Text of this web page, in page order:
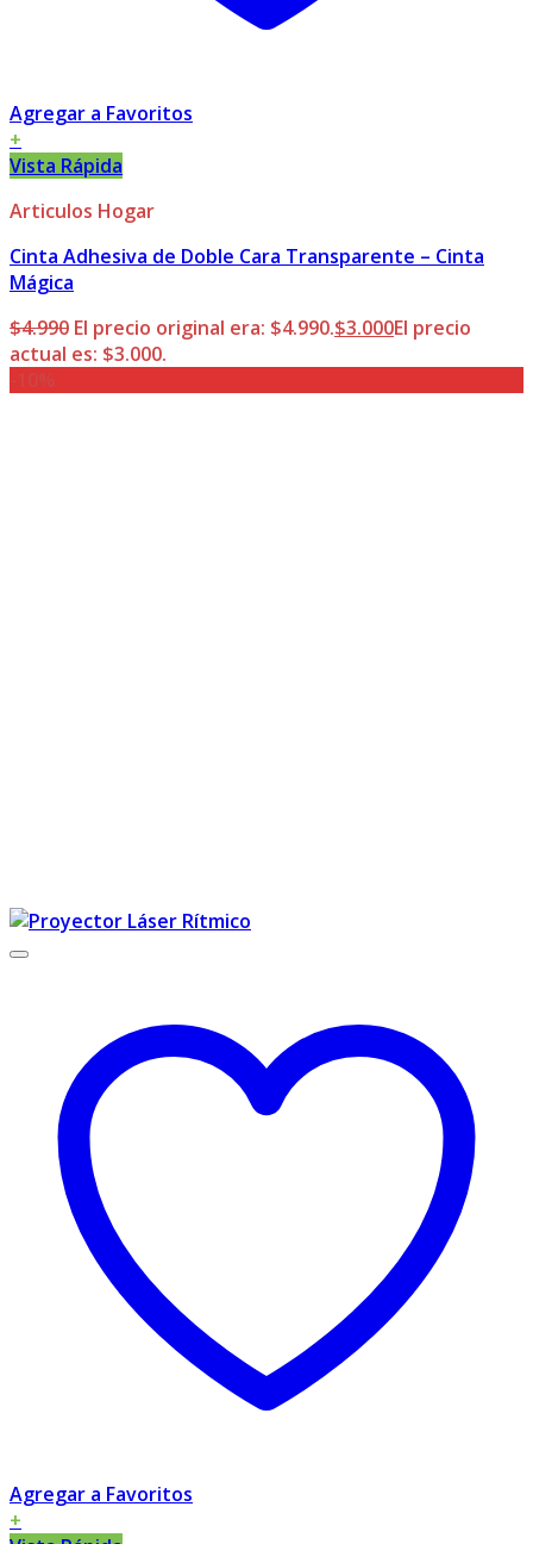
Agregar a Favoritos
+
Vista Rápida
Articulos Hogar
Cinta Adhesiva de Doble Cara Transparente – Cinta
Mágica
$4.990 El precio original era: $4.990.$3.000El precio
actual es: $3.000.
Agregar a Favoritos
+